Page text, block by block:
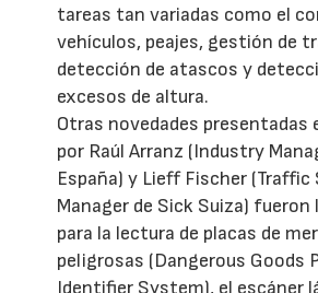
tareas tan variadas como el
vehículos, peajes, gestión de
detección de atascos y
excesos de altura.
Otras novedades presentadas
por Raúl Arranz (Industry
España) y Lieff Fischer
Manager de Sick Suiza) fueron
para la lectura de placas de
peligrosas (Dangerous Goods
Identifier System), el escáner